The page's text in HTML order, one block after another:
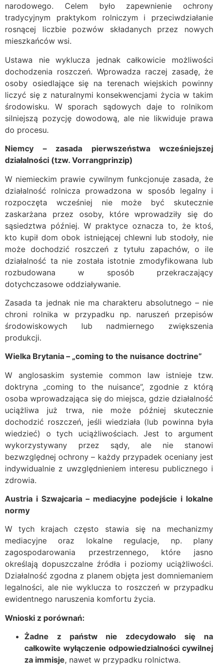
narodowego. Celem było zapewnienie ochrony
tradycyjnym praktykom rolniczym i przeciwdziałanie
rosnącej liczbie pozwów składanych przez nowych
mieszkańców wsi.
Ustawa nie wyklucza jednak całkowicie możliwości
dochodzenia roszczeń. Wprowadza raczej zasadę, że
osoby osiedlające się na terenach wiejskich powinny
liczyć się z naturalnymi konsekwencjami życia w takim
środowisku. W sporach sądowych daje to rolnikom
silniejszą pozycję dowodową, ale nie likwiduje prawa
do procesu.
Niemcy – zasada pierwszeństwa wcześniejszej
działalności (tzw. Vorrangprinzip)
W niemieckim prawie cywilnym funkcjonuje zasada, że
działalność rolnicza prowadzona w sposób legalny i
rozpoczęta wcześniej nie może być skutecznie
zaskarżana przez osoby, które wprowadziły się do
sąsiedztwa później. W praktyce oznacza to, że ktoś,
kto kupił dom obok istniejącej chlewni lub stodoły, nie
może dochodzić roszczeń z tytułu zapachów, o ile
działalność ta nie została istotnie zmodyfikowana lub
rozbudowana w sposób przekraczający
dotychczasowe oddziaływanie.
Zasada ta jednak nie ma charakteru absolutnego – nie
chroni rolnika w przypadku np. naruszeń przepisów
środowiskowych lub nadmiernego zwiększenia
produkcji.
Wielka Brytania – „coming to the nuisance doctrine”
W anglosaskim systemie common law istnieje tzw.
doktryna „coming to the nuisance”, zgodnie z którą
osoba wprowadzająca się do miejsca, gdzie działalność
uciążliwa już trwa, nie może później skutecznie
dochodzić roszczeń, jeśli wiedziała (lub powinna była
wiedzieć) o tych uciążliwościach. Jest to argument
wykorzystywany przez sądy, ale nie stanowi
bezwzględnej ochrony – każdy przypadek oceniany jest
indywidualnie z uwzględnieniem interesu publicznego i
zdrowia.
Austria i Szwajcaria – mediacyjne podejście i lokalne
normy
W tych krajach często stawia się na mechanizmy
mediacyjne oraz lokalne regulacje, np. plany
zagospodarowania przestrzennego, które jasno
określają dopuszczalne źródła i poziomy uciążliwości.
Działalność zgodna z planem objęta jest domniemaniem
legalności, ale nie wyklucza to roszczeń w przypadku
ewidentnego naruszenia komfortu życia.
Wnioski z porównań:
Żadne z państw nie zdecydowało się na
całkowite wyłączenie odpowiedzialności cywilnej
za immisje, nawet w przypadku rolnictwa.